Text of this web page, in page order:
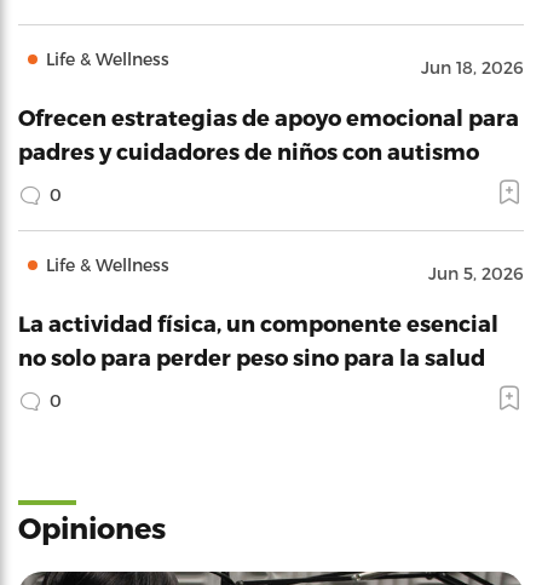
Life & Wellness Jun 18, 2026
Ofrecen estrategias de apoyo emocional para
padres y cuidadores de niños con autismo
0
Life & Wellness Jun 5, 2026
La actividad física, un componente esencial
no solo para perder peso sino para la salud
0
Opiniones